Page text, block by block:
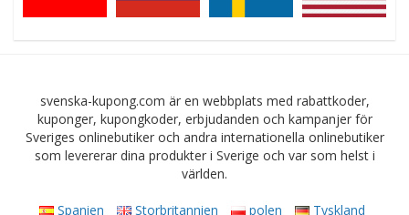
svenska-kupong.com är en webbplats med rabattkoder,
kuponger, kupongkoder, erbjudanden och kampanjer för
Sveriges onlinebutiker och andra internationella onlinebutiker
som levererar dina produkter i Sverige och var som helst i
världen.
Spanien Storbritannien polen Tyskland